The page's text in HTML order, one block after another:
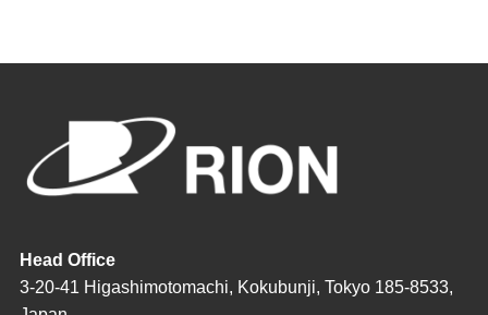
Head Office
3-20-41 Higashimotomachi, Kokubunji, Tokyo 185-8533,